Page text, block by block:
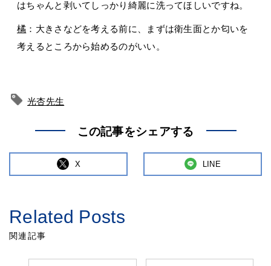
はちゃんと剥いてしっかり綺麗に洗ってほしいですね。
橘 ：大きさなどを考える前に、まずは衛生面とか匂いを
考えるところから始めるのがいい。
光杏先生
この記事をシェアする
X LINE
Related Posts
関連記事